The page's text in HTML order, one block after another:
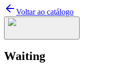
Voltar ao catálogo
Waiting